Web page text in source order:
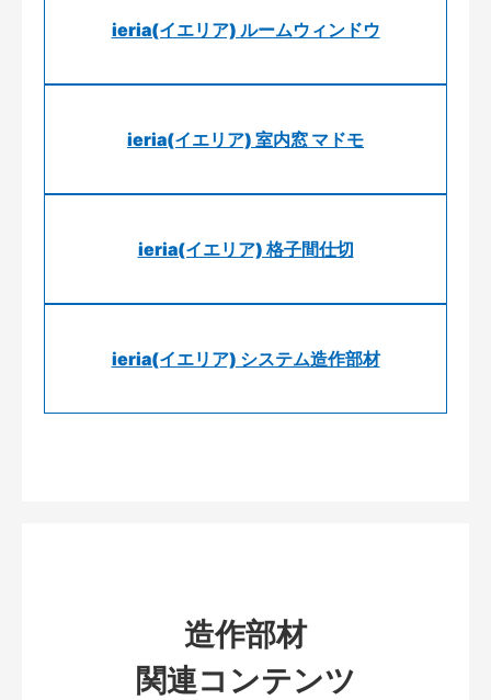
ieria(イエリア) ルームウィンドウ
ieria(イエリア) 室内窓 マドモ
ieria(イエリア) 格子間仕切
ieria(イエリア) システム造作部材
造作部材
関連コンテンツ